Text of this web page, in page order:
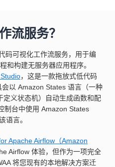
流服务？
码可视化工作流服务，用于编
和构建无服务器应用程序。
，这是一款拖放式低代码
以 Amazon States 语言（一种
义状态机）自动生成函数和配
制台中使用 Amazon States
语言。
Apache Airflow（Amazon
Airflow 体验，但作为一项完全
将您现有的本地解决方案迁